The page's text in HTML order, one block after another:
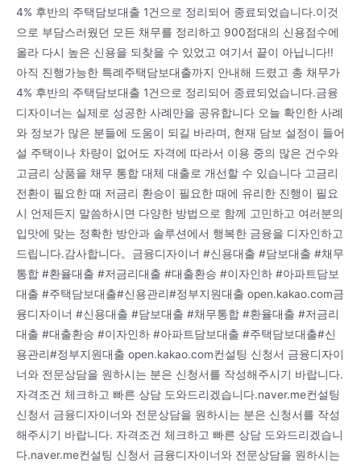
4% 후반의 주택담보대출 1건으로 정리되어 종료되었습니다.이것
으로 부담스러웠던 모든 채무를 정리하고 900점대의 신용점수에
올라 다시 높은 신용을 되찾을 수 있었고 여기서 끝이 아닙니다!!
아직 진행가능한 특례주택담보대출까지 안내해 드렸고 총 채무가
4% 후반의 주택담보대출 1건으로 정리되어 종료되었습니다.금융
디자이너는 실제로 성공한 사례만을 공유합니다 오늘 확인한 사례
와 정보가 많은 분들에 도움이 되길 바라며, 현재 담보 설정이 들어
설 주택이나 차량이 없어도 자격에 따라서 이용 중의 많은 건수와
고금리 상품을 채무 통합 대체 대출로 개선할 수 있습니다 고금리
전환이 필요한 때 저금리 환승이 필요한 때에 유리한 진행이 필요
시 언제든지 말씀하시면 다양한 방법으로 함께 고민하고 여러분의
입맛에 맞는 정확한 방안과 솔루션에서 행복한 금융을 디자인하고
드립니다.감사합니다。금융디자이너 #신용대출 #담보대출 #채무
통합 #환율대출 #저금리대출 #대출환승 #이자인하 #아파트담보
대출 #주택담보대출#신용관리#정부지원대출 open.kakao.com금
융디자이너 #신용대출 #담보대출 #채무통합 #환율대출 #저금리
대출 #대출환승 #이자인하 #아파트담보대출 #주택담보대출#신
용관리#정부지원대출 open.kakao.com컨설팅 신청서 금융디자이
너와 전문상담을 원하시는 분은 신청서를 작성해주시기 바랍니다.
자격조건 체크하고 빠른 상담 도와드리겠습니다.naver.me컨설팅
신청서 금융디자이너와 전문상담을 원하시는 분은 신청서를 작성
해주시기 바랍니다. 자격조건 체크하고 빠른 상담 도와드리겠습니
다.naver.me컨설팅 신청서 금융디자이너와 전문상담을 원하시는